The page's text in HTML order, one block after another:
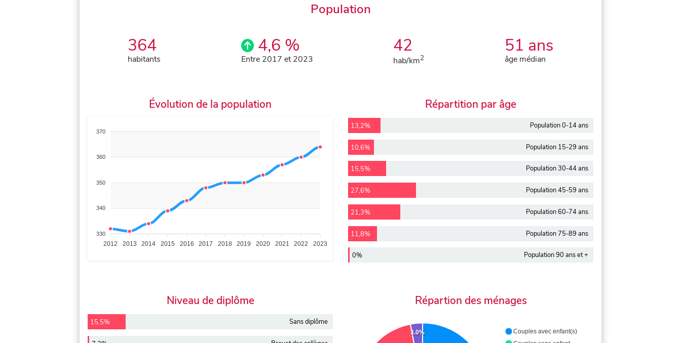
Population
364
habitants
4,6 %
Entre 2017 et 2023
42
hab/km2
51 ans
âge médian
Évolution de la population
370
360
350
340
330
2012 2013 2014 2015 2016 2017 2018 2019 2020 2021 2022 2023
Répartition par âge
13,2% Population 0-14 ans
10,6% Population 15-29 ans
15,5% Population 30-44 ans
27,6% Population 45-59 ans
21,3% Population 60-74 ans
11,8% Population 75-89 ans
0% Population 90 ans et +
Niveau de diplôme
15,5% Sans diplôme
Répartion des ménages
3.0%
Couples avec enfant(s)